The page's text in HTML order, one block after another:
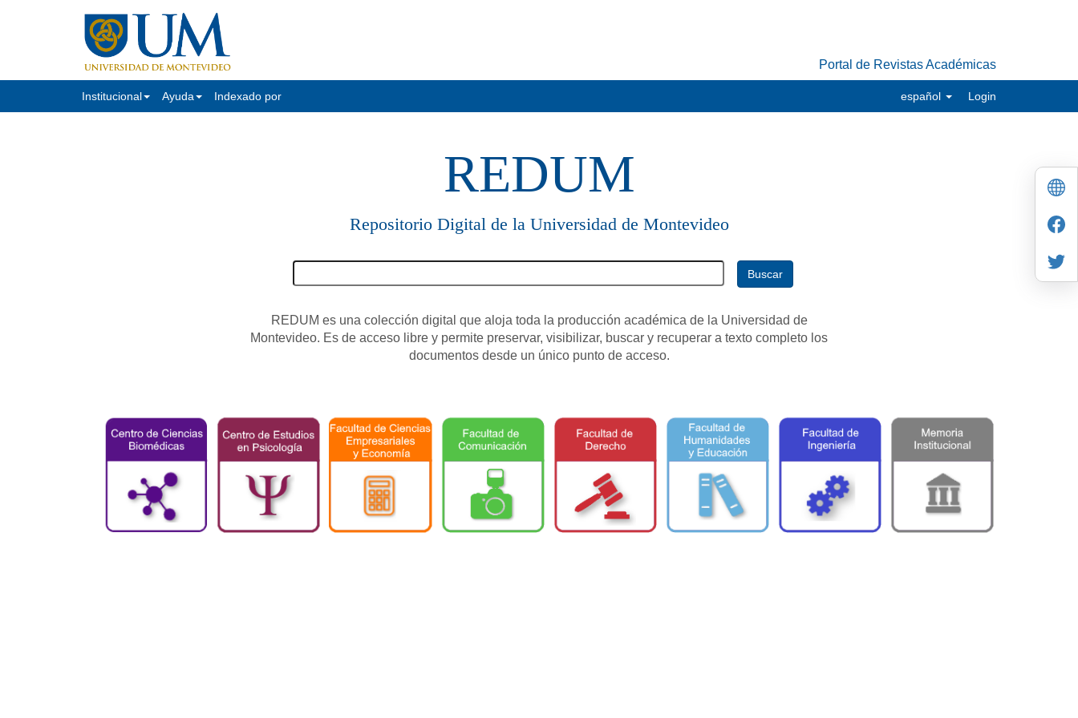
Portal de Revistas Académicas
Institucional Ayuda Indexado por español Login
REDUM
Repositorio Digital de la Universidad de Montevideo
Buscar
REDUM es una colección digital que aloja toda la producción académica de la Universidad de
Montevideo. Es de acceso libre y permite preservar, visibilizar, buscar y recuperar a texto completo los
documentos desde un único punto de acceso.